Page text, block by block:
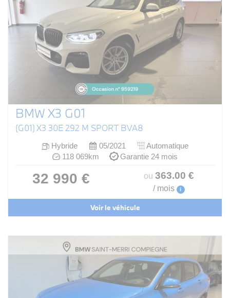
BMW X3 G01
(G01) X3 30E 292 M SPORT BVA8
Hybride 05/2021
Automatique
118 069km
Garantie 24 mois
32 990 € ou 363.00 €
/ mois i
Voir le véhicule